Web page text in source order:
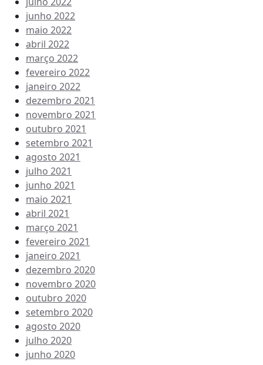
junho 2022
maio 2022
abril 2022
março 2022
fevereiro 2022
janeiro 2022
dezembro 2021
novembro 2021
outubro 2021
setembro 2021
agosto 2021
julho 2021
junho 2021
maio 2021
abril 2021
março 2021
fevereiro 2021
janeiro 2021
dezembro 2020
novembro 2020
outubro 2020
setembro 2020
agosto 2020
julho 2020
junho 2020